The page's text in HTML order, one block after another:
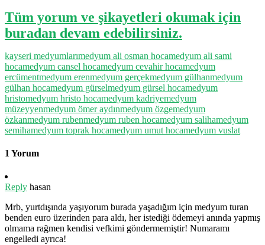
Tüm yorum ve şikayetleri okumak için
buradan devam edebilirsiniz.
kayseri medyumlarımedyum ali osman hocamedyum ali sami
hocamedyum cansel hocamedyum cevahir hocamedyum
ercümentmedyum erenmedyum gerçekmedyum gülhanmedyum
gülhan hocamedyum gürselmedyum gürsel hocamedyum
hristomedyum hristo hocamedyum kadriyemedyum
müzeyyenmedyum ömer aydınmedyum özgemedyum
özkanmedyum rubenmedyum ruben hocamedyum salihamedyum
semihamedyum toprak hocamedyum umut hocamedyum vuslat
1 Yorum
Reply hasan
Mrb, yurtdışında yaşıyorum burada yaşadığım için medyum turan
benden euro üzerinden para aldı, her istediği ödemeyi anında yapmış
olmama rağmen kendisi vefkimi göndermemiştir! Numaramı
engelledi ayrıca!